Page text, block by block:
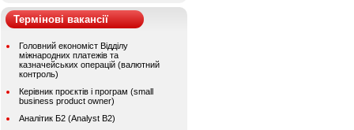
Термінові вакансії
Головний економіст Відділу
міжнародних платежів та
казначейських операцій (валютний
контроль)
Керівник проєктів і програм (small
business product owner)
Аналітик Б2 (Analyst B2)